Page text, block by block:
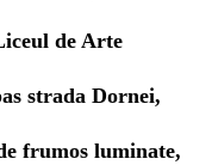
de Arte
strada Dornei,
frumos luminate,